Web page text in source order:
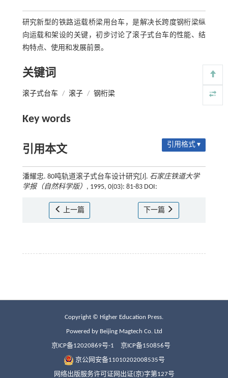
研究新型的铁路运载桥梁用台车，是解决长跨度钢桁梁纵
向运载和架设的关键，初步讨论了滚子式台车的性能、结
构特点、使用和发展前景。
关键词
滚子式台车 / 滚子 / 钢桁梁
Key words
引用本文 引用格式 ▾
潘耀忠. 80吨轨道滚子式台车设计研究[J]. 石家庄铁道大学
学报（自然科学版） , 1995, 0(03): 81-83 DOI:
上一篇 下一篇
Copyright © Higher Education Press.
Powered by Beijing Magtech Co. Ltd
京ICP备12020869号-1 京ICP备150856号
京公网安备11010202008535号
网络出版服务许可证网出证(京)字第127号